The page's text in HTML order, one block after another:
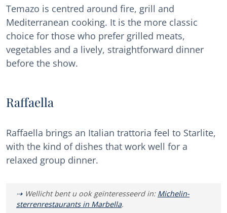
Temazo is centred around fire, grill and
Mediterranean cooking. It is the more classic
choice for those who prefer grilled meats,
vegetables and a lively, straightforward dinner
before the show.
Raffaella
Raffaella brings an Italian trattoria feel to Starlite,
with the kind of dishes that work well for a
relaxed group dinner.
Wellicht bent u ook geïnteresseerd in: Michelin-
sterrenrestaurants in Marbella.